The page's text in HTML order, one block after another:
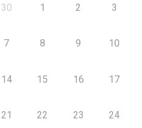
30 1 2 3
7 8 9 10
14 15 16 17
21 22 23 24